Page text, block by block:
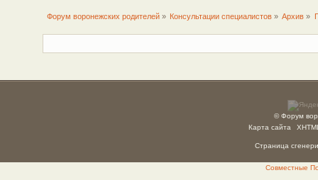
Форум воронежских родителей» Консультации специалистов » Архив »
© Форум
Карта сайта
Страница
Совместные